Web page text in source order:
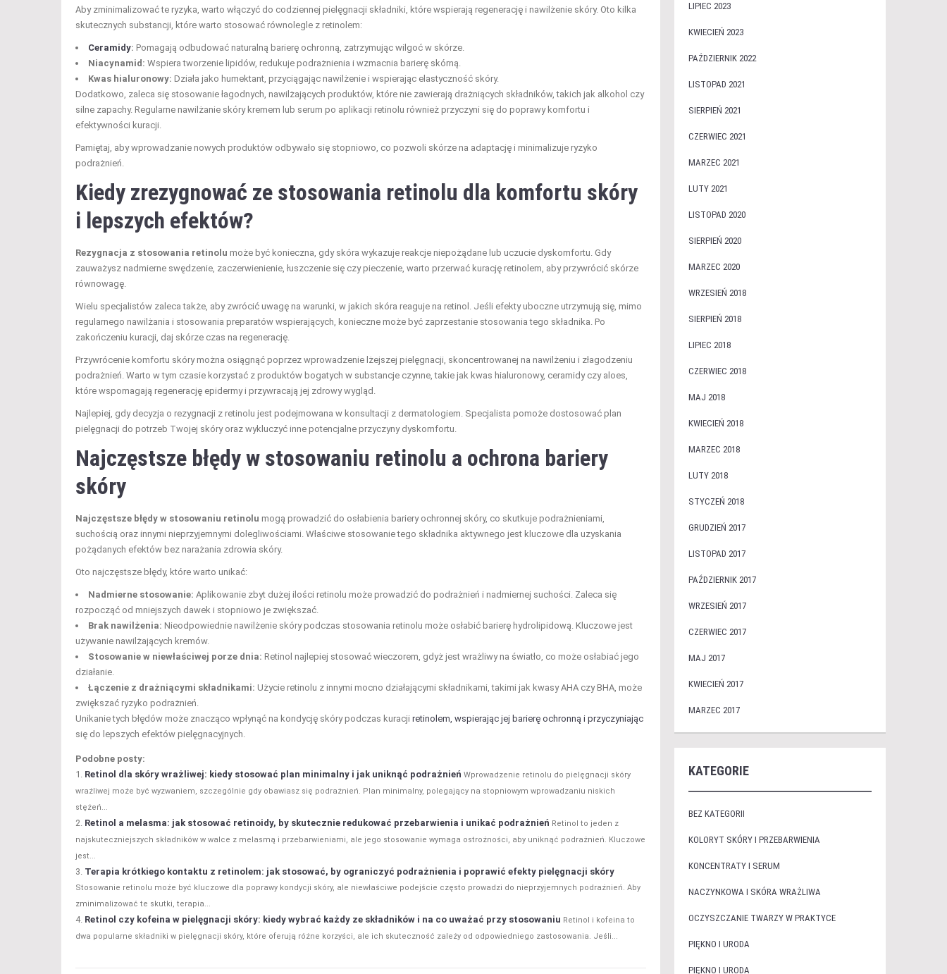
Aby zminimalizować te ryzyka, warto włączyć do codziennej pielęgnacji składniki, które wspierają regenerację i nawilżenie skóry. Oto kilka
skutecznych substancji, które warto stosować równolegle z retinolem:
Ceramidy: Pomagają odbudować naturalną barierę ochronną, zatrzymując wilgoć w skórze.
Niacynamid: Wspiera tworzenie lipidów, redukuje podrażnienia i wzmacnia barierę skórną.
Kwas hialuronowy: Działa jako humektant, przyciągając nawilżenie i wspierając elastyczność skóry.
Dodatkowo, zaleca się stosowanie łagodnych, nawilżających produktów, które nie zawierają drażniących składników, takich jak alkohol czy
silne zapachy. Regularne nawilżanie skóry kremem lub serum po aplikacji retinolu również przyczyni się do poprawy komfortu i
efektywności kuracji.
Pamiętaj, aby wprowadzanie nowych produktów odbywało się stopniowo, co pozwoli skórze na adaptację i minimalizuje ryzyko
podrażnień.
Kiedy zrezygnować ze stosowania retinolu dla komfortu skóry
i lepszych efektów?
Rezygnacja z stosowania retinolu może być konieczna, gdy skóra wykazuje reakcje niepożądane lub uczucie dyskomfortu. Gdy
zauważysz nadmierne swędzenie, zaczerwienienie, łuszczenie się czy pieczenie, warto przerwać kurację retinolem, aby przywrócić skórze
równowagę.
Wielu specjalistów zaleca także, aby zwrócić uwagę na warunki, w jakich skóra reaguje na retinol. Jeśli efekty uboczne utrzymują się, mimo
regularnego nawilżania i stosowania preparatów wspierających, konieczne może być zaprzestanie stosowania tego składnika. Po
zakończeniu kuracji, daj skórze czas na regenerację.
Przywrócenie komfortu skóry można osiągnąć poprzez wprowadzenie lżejszej pielęgnacji, skoncentrowanej na nawilżeniu i złagodzeniu
podrażnień. Warto w tym czasie korzystać z produktów bogatych w substancje czynne, takie jak kwas hialuronowy, ceramidy czy aloes,
które wspomagają regenerację epidermy i przywracają jej zdrowy wygląd.
Najlepiej, gdy decyzja o rezygnacji z retinolu jest podejmowana w konsultacji z dermatologiem. Specjalista pomoże dostosować plan
pielęgnacji do potrzeb Twojej skóry oraz wykluczyć inne potencjalne przyczyny dyskomfortu.
Najczęstsze błędy w stosowaniu retinolu a ochrona bariery
skóry
Najczęstsze błędy w stosowaniu retinolu mogą prowadzić do osłabienia bariery ochronnej skóry, co skutkuje podrażnieniami,
suchością oraz innymi nieprzyjemnymi dolegliwościami. Właściwe stosowanie tego składnika aktywnego jest kluczowe dla uzyskania
pożądanych efektów bez narażania zdrowia skóry.
Oto najczęstsze błędy, które warto unikać:
Nadmierne stosowanie: Aplikowanie zbyt dużej ilości retinolu może prowadzić do podrażnień i nadmiernej suchości. Zaleca się
rozpocząć od mniejszych dawek i stopniowo je zwiększać.
Brak nawilżenia: Nieodpowiednie nawilżenie skóry podczas stosowania retinolu może osłabić barierę hydrolipidową. Kluczowe jest
używanie nawilżających kremów.
Stosowanie w niewłaściwej porze dnia: Retinol najlepiej stosować wieczorem, gdyż jest wrażliwy na światło, co może osłabiać jego
działanie.
Łączenie z drażniącymi składnikami: Użycie retinolu z innymi mocno działającymi składnikami, takimi jak kwasy AHA czy BHA, może
zwiększać ryzyko podrażnień.
Unikanie tych błędów może znacząco wpłynąć na kondycję skóry podczas kuracji retinolem, wspierając jej barierę ochronną i przyczyniając
się do lepszych efektów pielęgnacyjnych.
Podobne posty:
Retinol dla skóry wrażliwej: kiedy stosować plan minimalny i jak uniknąć podrażnień Wprowadzenie retinolu do pielęgnacji skóry
wrażliwej może być wyzwaniem, szczególnie gdy obawiasz się podrażnień. Plan minimalny, polegający na stopniowym wprowadzaniu niskich
stężeń...
Retinol a melasma: jak stosować retinoidy, by skutecznie redukować przebarwienia i unikać podrażnień Retinol to jeden z
najskuteczniejszych składników w walce z melasmą i przebarwieniami, ale jego stosowanie wymaga ostrożności, aby uniknąć podrażnień. Kluczowe
jest...
Terapia krótkiego kontaktu z retinolem: jak stosować, by ograniczyć podrażnienia i poprawić efekty pielęgnacji skóry
Stosowanie retinolu może być kluczowe dla poprawy kondycji skóry, ale niewłaściwe podejście często prowadzi do nieprzyjemnych podrażnień. Aby
zminimalizować te skutki, terapia...
Retinol czy kofeina w pielęgnacji skóry: kiedy wybrać każdy ze składników i na co uważać przy stosowaniu Retinol i kofeina to
dwa popularne składniki w pielęgnacji skóry, które oferują różne korzyści, ale ich skuteczność zależy od odpowiedniego zastosowania. Jeśli...
LIPIEC 2023
KWIECIEŃ 2023
PAŹDZIERNIK 2022
LISTOPAD 2021
SIERPIEŃ 2021
CZERWIEC 2021
MARZEC 2021
LUTY 2021
LISTOPAD 2020
SIERPIEŃ 2020
MARZEC 2020
WRZESIEŃ 2018
SIERPIEŃ 2018
LIPIEC 2018
CZERWIEC 2018
MAJ 2018
KWIECIEŃ 2018
MARZEC 2018
LUTY 2018
STYCZEŃ 2018
GRUDZIEŃ 2017
LISTOPAD 2017
PAŹDZIERNIK 2017
WRZESIEŃ 2017
CZERWIEC 2017
MAJ 2017
KWIECIEŃ 2017
MARZEC 2017
KATEGORIE
BEZ KATEGORII
KOLORYT SKÓRY I PRZEBARWIENIA
KONCENTRATY I SERUM
NACZYNKOWA I SKÓRA WRAŻLIWA
OCZYSZCZANIE TWARZY W PRAKTYCE
PIĘKNO I URODA
PIĘKNO I URODA